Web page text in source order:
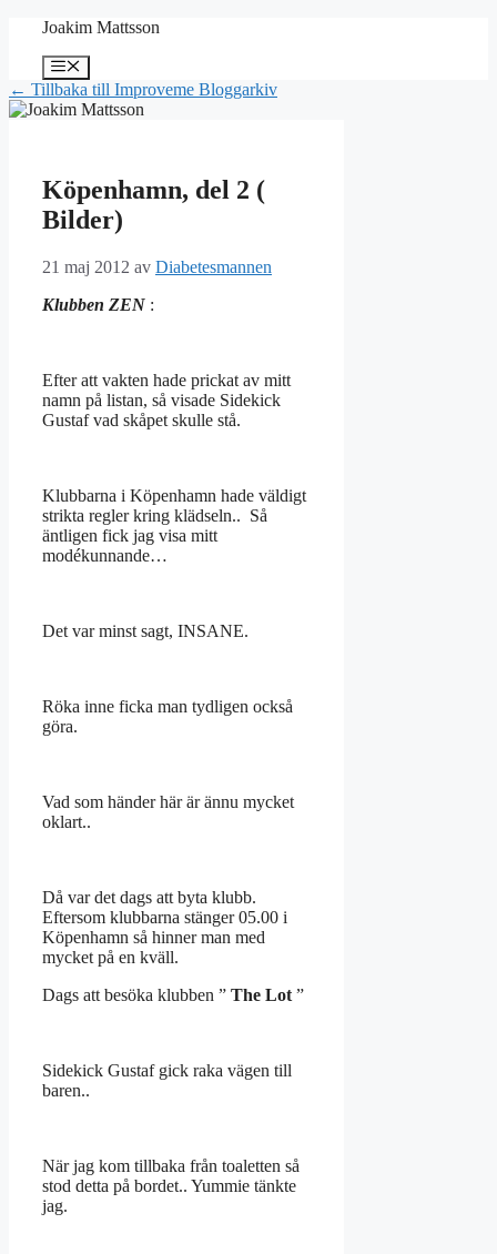
Hoppa
innehåll
Joakim Mattsson
Meny
← Tillbaka till Improveme Bloggarkiv
Köpenhamn, del 2 (
Bilder)
21 maj 2012 av Diabetesmannen
Klubben ZEN :
Efter att vakten hade prickat av mitt
namn på listan, så visade Sidekick
Gustaf vad skåpet skulle stå.
Klubbarna i Köpenhamn hade väldigt
strikta regler kring klädseln.. Så
äntligen fick jag visa mitt
modékunnande…
Det var minst sagt, INSANE.
Röka inne ficka man tydligen också
göra.
Vad som händer här är ännu mycket
oklart..
Då var det dags att byta klubb.
Eftersom klubbarna stänger 05.00 i
Köpenhamn så hinner man med
mycket på en kväll.
Dags att besöka klubben ” The Lot ”
Sidekick Gustaf gick raka vägen till
baren..
När jag kom tillbaka från toaletten så
stod detta på bordet.. Yummie tänkte
jag.